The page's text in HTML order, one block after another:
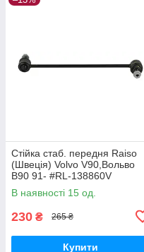
Стійка стаб. передня Raiso
(Швеція) Volvo V90,Вольво
В90 91- #RL-138860V
UAQEZFD17
В наявності 15 од.
230 ₴ 265 ₴
Купити